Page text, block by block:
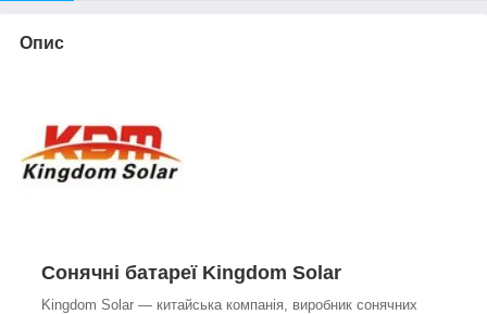
Опис
Сонячні батареї Kingdom Solar
Kingdom Solar — китайська компанія, виробник сонячних